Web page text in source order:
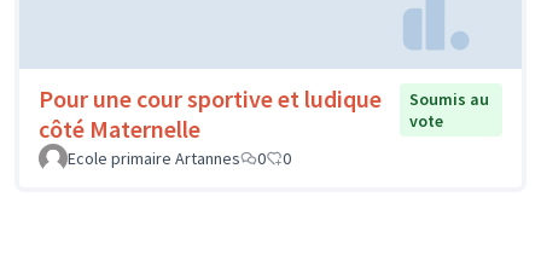
Pour une cour sportive et ludique
côté Maternelle
Soumis au
vote
Ecole primaire Artannes
0 0